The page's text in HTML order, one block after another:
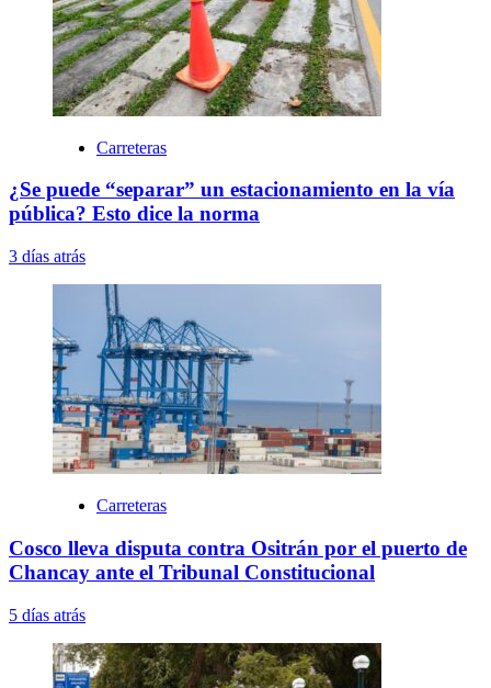
Carreteras
¿Se puede “separar” un estacionamiento en la vía
pública? Esto dice la norma
3 días atrás
Carreteras
Cosco lleva disputa contra Ositrán por el puerto de
Chancay ante el Tribunal Constitucional
5 días atrás